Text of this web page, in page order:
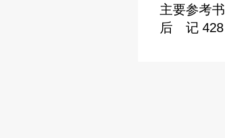
主要参考
后 记 428